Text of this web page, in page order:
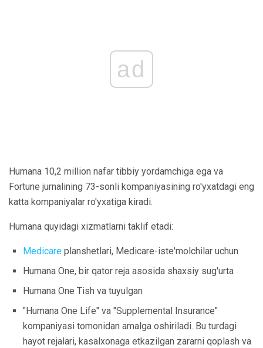
ad
Humana 10,2 million nafar tibbiy yordamchiga ega va
Fortune jurnalining 73-sonli kompaniyasining ro'yxatdagi eng
katta kompaniyalar ro'yxatiga kiradi.
Humana quyidagi xizmatlarni taklif etadi:
Medicare planshetlari, Medicare-iste'molchilar uchun
Humana One, bir qator reja asosida shaxsiy sug'urta
Humana One Tish va tuyulgan
"Humana One Life" va "Supplemental Insurance"
kompaniyasi tomonidan amalga oshiriladi. Bu turdagi
hayot rejalari, kasalxonaga etkazilgan zararni qoplash va